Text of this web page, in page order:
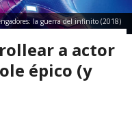
la guerra del infinito (2018)
a actor
épico (y